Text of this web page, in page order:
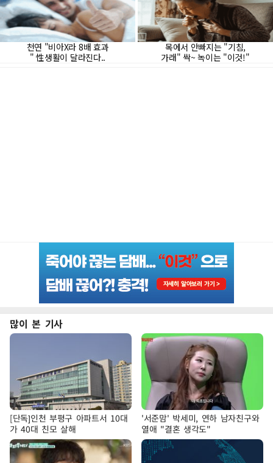
많이 본 기사
[단독]인천 부평구 아파트서 10대
가 40대 친모 살해
'서준맘' 박세미, 연하 남자친구와
열애 "결혼 생각도"